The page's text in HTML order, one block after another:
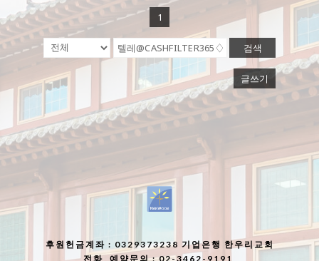
1
검색
글쓰기
후원헌금계좌 : 0329373238 기업은행 한우리교회
전화
예약문의 : 02-3462-9191